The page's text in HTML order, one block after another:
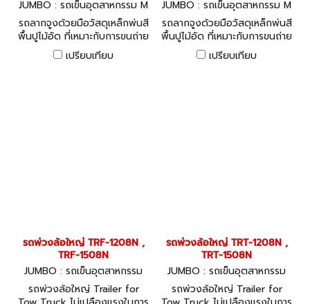
JUMBO : รถเข็นอุตสาหกรรม M
T-1508BN
รถลากจูงด้วยมือวัสดุเหล็กพ่นสี
พื้นปูไม้อัด ที่เหมาะกับการขนถ่าย
สินค้าชิ้นใหญ่ได้อย่างคล่องตัว
เปรียบเทียบ
JUMBO : รถเข็นอุตสาหกรรม M
T-1208BN
รถลากจูงด้วยมือวัสดุเหล็กพ่นสี
พื้นปูไม้อัด ที่เหมาะกับการขนถ่าย
สินค้าชิ้นใหญ่ได้อย่างคล่องตัว
เปรียบเทียบ
รถพ่วงล้อใหญ่ TRF-1208N ,
TRF-1508N
JUMBO : รถเข็นอุตสาหกรรม
รถพ่วงล้อใหญ่ Trailer for
รถพ่วงล้อใหญ่ TRT-1208N ,
TRT-1508N
JUMBO : รถเข็นอุตสาหกรรม
รถพ่วงล้อใหญ่ Trailer for